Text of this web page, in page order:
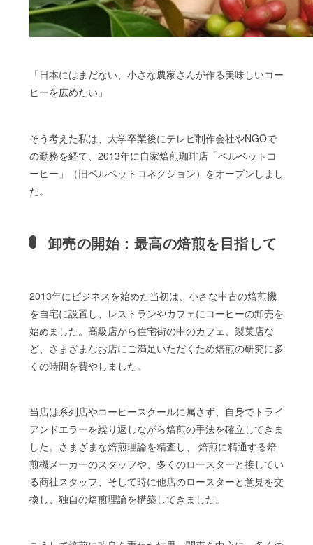
「日本にはまだない、小さな農家さんが作る美味しいコー
ヒーを広めたい」
そう考えた私は、大学卒業後にテレビ制作会社やNGOで
の勤務を経て、2013年に自家焙煎珈琲店「ベルベットコ
ーヒー」（旧ベルベットコネクション）をオープンしまし
た。
卸売の開始：最高の焙煎を目指して
2013年にビジネスを始めた当初は、小さな中古の焙煎機
を自宅に設置し、レストランやカフェにコーヒーの卸売を
始めました。高級店から住宅街の中のカフェ、製菓店な
ど、さまざまなお店にご満足いただくため焙煎の研究に多
くの時間を費やしました。
当店は系列店やコーヒースクールに属さず、自身でトライ
アンドエラーを繰り返しながら焙煎の手法を確立してきま
した。さまざまな焙煎理論を精査し、 焙煎に精通する焙
煎機メーカーのスタッフや、多くのロースターと接してい
る商社スタッフ、そして時に他店のロースターと意見を交
換し、独自の焙煎理論を構築してきました。